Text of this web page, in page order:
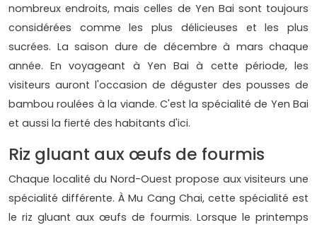
nombreux endroits, mais celles de Yen Bai sont toujours
considérées comme les plus délicieuses et les plus
sucrées. La saison dure de décembre à mars chaque
année. En voyageant à Yen Bai à cette période, les
visiteurs auront l'occasion de déguster des pousses de
bambou roulées à la viande. C'est la spécialité de Yen Bai
et aussi la fierté des habitants d'ici.
Riz gluant aux œufs de fourmis
Chaque localité du Nord-Ouest propose aux visiteurs une
spécialité différente. À Mu Cang Chai, cette spécialité est
le riz gluant aux œufs de fourmis. Lorsque le printemps